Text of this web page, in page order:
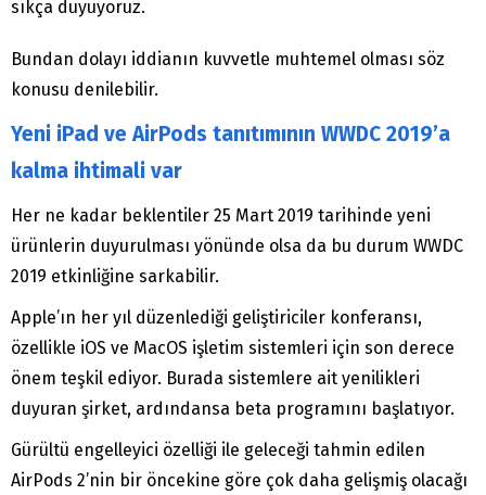
sıkça duyuyoruz.
Bundan dolayı iddianın kuvvetle muhtemel olması söz
konusu denilebilir.
Yeni iPad ve AirPods tanıtımının WWDC 2019’a
kalma ihtimali var
Her ne kadar beklentiler 25 Mart 2019 tarihinde yeni
ürünlerin duyurulması yönünde olsa da bu durum WWDC
2019 etkinliğine sarkabilir.
Apple’ın her yıl düzenlediği geliştiriciler konferansı,
özellikle iOS ve MacOS işletim sistemleri için son derece
önem teşkil ediyor. Burada sistemlere ait yenilikleri
duyuran şirket, ardındansa beta programını başlatıyor.
Gürültü engelleyici özelliği ile geleceği tahmin edilen
AirPods 2’nin bir öncekine göre çok daha gelişmiş olacağı